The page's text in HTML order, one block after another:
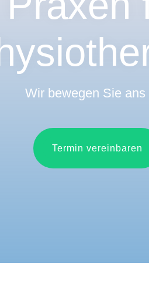
Wir bewegen Sie ans
Termin vereinbaren